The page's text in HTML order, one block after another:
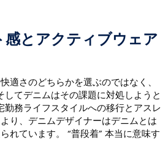
感とアクティブウェア
適さのどちらかを選ぶのではなく、
してデニムはその課題に対処しようと
勤務ライフスタイルへの移行とアスレ
り、デニムデザイナーはデニムとは
れています。 “普段着” 本当に意味す